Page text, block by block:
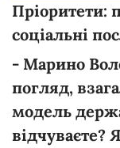
Пріоритети:
соціальні
- Марино
погляд,
модель
відчуваєте?